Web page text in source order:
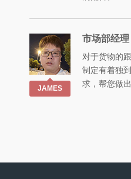
JAMES
市场部经理
对于货物的
制定有着独
求，帮您做